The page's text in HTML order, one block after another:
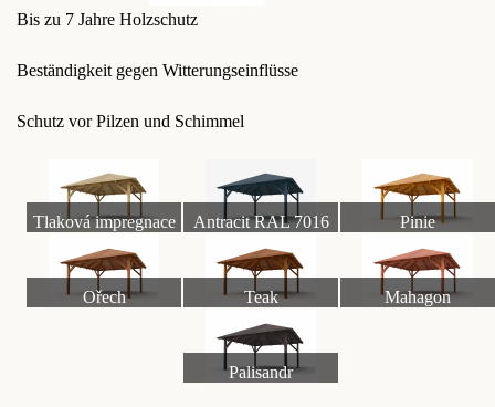
Bis zu 7 Jahre Holzschutz
Beständigkeit gegen Witterungseinflüsse
Schutz vor Pilzen und Schimmel
Tlaková impregnace Antracit RAL 7016 Pinie
Ořech Teak Mahagon
Palisandr